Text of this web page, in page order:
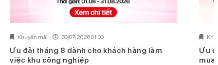
Khuyến mãi 30/07/2026 01:00
Ưu đãi tháng 8 dành cho khách hàng làm
việc khu công nghiệp
Ưu
mua